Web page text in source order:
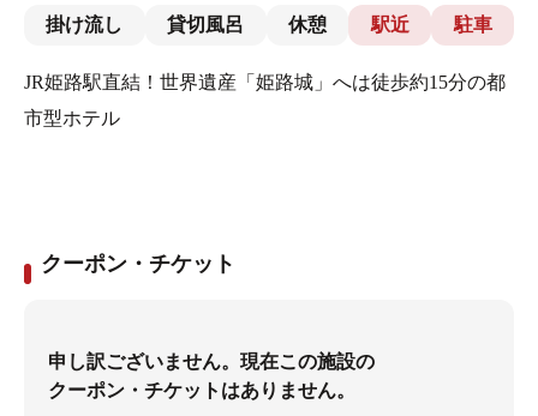
掛け流し 貸切風呂 休憩 駅近 駐車
JR姫路駅直結！世界遺産「姫路城」へは徒歩約15分の都
市型ホテル
クーポン・チケット
申し訳ございません。現在この施設の
クーポン・チケットはありません。